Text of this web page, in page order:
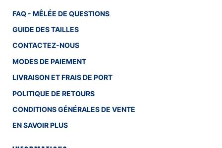
FAQ - MÊLÉE DE QUESTIONS
GUIDE DES TAILLES
CONTACTEZ-NOUS
MODES DE PAIEMENT
LIVRAISON ET FRAIS DE PORT
POLITIQUE DE RETOURS
CONDITIONS GÉNÉRALES DE VENTE
EN SAVOIR PLUS